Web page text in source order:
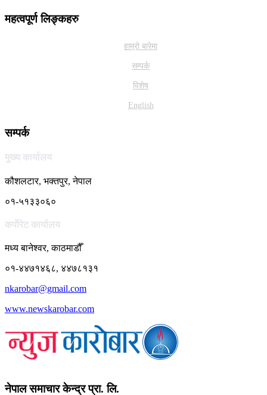
महत्वपूर्ण लिङ्कहरु
हाम्राे बारेमा
सम्पर्क
विशेष
English
सम्पर्क
मुख्य कार्यालय
कौशलटार, भक्तपुर, नेपाल
०१-५१३३०६०
कर्पाेरेट कार्यालय
मध्य बानेश्वर, काठमाडौँ
०१-४४७१४६८, ४४७८१३१
nkarobar@gmail.com
www.newskarobar.com
नेपाल समाचार केन्द्र प्रा. लि.